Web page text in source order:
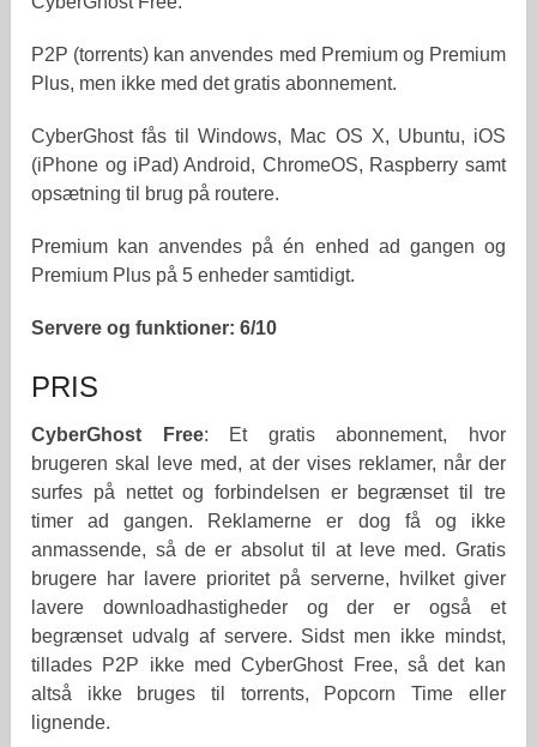
P2P (torrents) kan anvendes med Premium og Premium
Plus, men ikke med det gratis abonnement.
CyberGhost fås til Windows, Mac OS X, Ubuntu, iOS
(iPhone og iPad) Android, ChromeOS, Raspberry samt
opsætning til brug på routere.
Premium kan anvendes på én enhed ad gangen og
Premium Plus på 5 enheder samtidigt.
Servere og funktioner: 6/10
PRIS
CyberGhost Free: Et gratis abonnement, hvor
brugeren skal leve med, at der vises reklamer, når der
surfes på nettet og forbindelsen er begrænset til tre
timer ad gangen. Reklamerne er dog få og ikke
anmassende, så de er absolut til at leve med. Gratis
brugere har lavere prioritet på serverne, hvilket giver
lavere downloadhastigheder og der er også et
begrænset udvalg af servere. Sidst men ikke mindst,
tillades P2P ikke med CyberGhost Free, så det kan
altså ikke bruges til torrents, Popcorn Time eller
lignende.